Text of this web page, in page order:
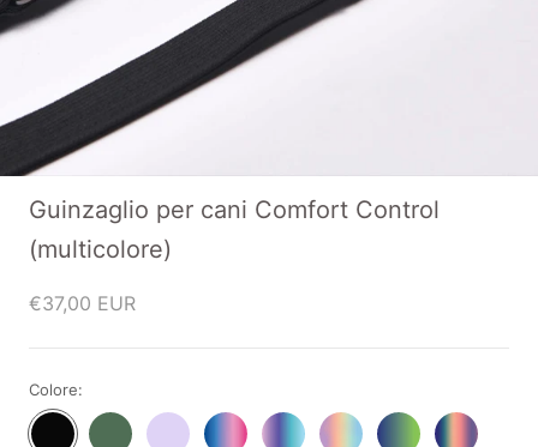
Guinzaglio per cani Comfort Control
(multicolore)
€37,00 EUR
Colore:
Black
Green
Lilac
Snow
90s
Pastel
Lime
Kaleidoscope